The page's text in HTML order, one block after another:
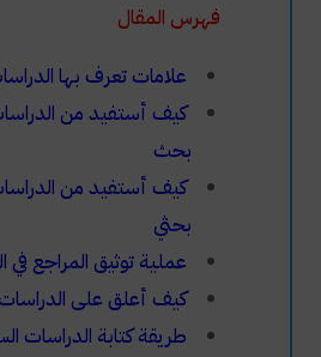
فهرس المقال
علامات تعرف بها
كيف أستفيد من
بحث
كيف أستفيد من
بحثي
عملية توثيق المراجع في
كيف أعلق على الدراسات
طريقة كتابة الدراسات